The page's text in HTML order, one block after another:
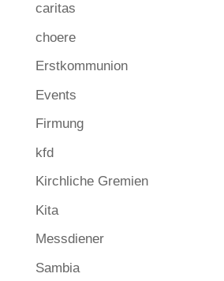
caritas
choere
Erstkommunion
Events
Firmung
kfd
Kirchliche Gremien
Kita
Messdiener
Sambia